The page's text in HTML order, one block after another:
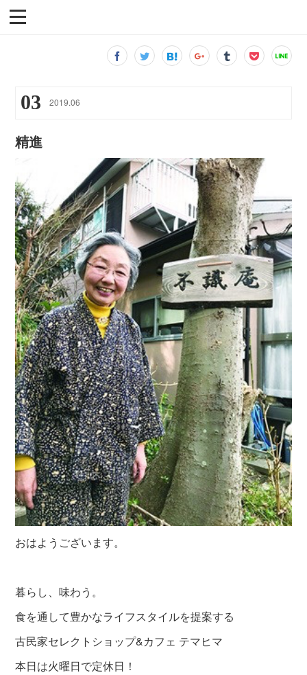
03 2019.06
精進
おはようございます。
暮らし、味わう。
食を通して豊かなライフスタイルを提案する
古民家セレクトショップ&カフェ テマヒマ
本日は火曜日で定休日！